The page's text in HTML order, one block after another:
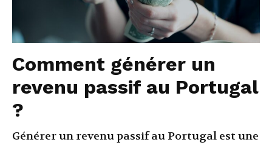
Comment générer un
revenu passif au Portugal
?
Générer un revenu passif au Portugal est une